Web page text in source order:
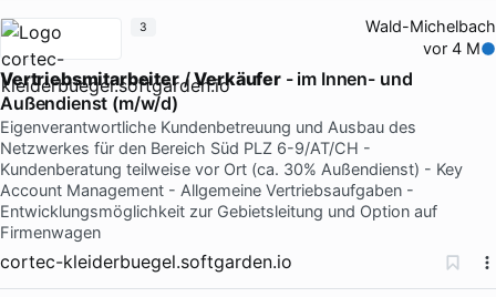
Wald-Michelbach
vor 4 M
Vertriebsmitarbeiter/Verkäufer- im Innen- und
Außendienst (m/w/d)
Eigenverantwortliche Kundenbetreuung und Ausbau des
Netzwerkes für den Bereich Süd PLZ 6-9/AT/CH -
Kundenberatung teilweise vor Ort (ca. 30% Außendienst) - Key
Account Management - Allgemeine Vertriebsaufgaben -
Entwicklungsmöglichkeit zur Gebietsleitung und Option auf
Firmenwagen
cortec-kleiderbuegel.softgarden.io
3